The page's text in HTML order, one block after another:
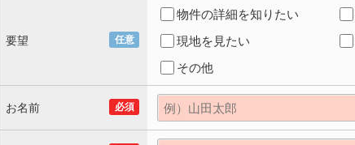
任意
要望
物件の詳細を知りたい
現地を見たい
その他
必須
お名前